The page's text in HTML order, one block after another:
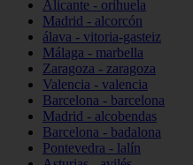
Alicante - orihuela
Madrid - alcorcón
álava - vitoria-gasteiz
Málaga - marbella
Zaragoza - zaragoza
Valencia - valencia
Barcelona - barcelona
Madrid - alcobendas
Barcelona - badalona
Pontevedra - lalín